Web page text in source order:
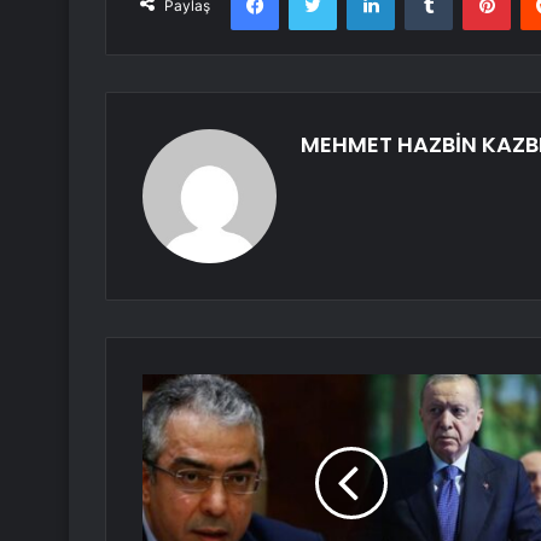
Paylaş
MEHMET HAZBİN